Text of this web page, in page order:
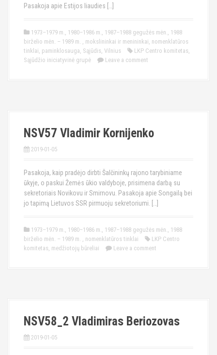
Pasakoja apie Estijos liaudies […]
1973–1979 m., 1980–1986 m., 1987–1988 gegužės mėn., 1988
birželio mėn. – 1989 m. , mokslininkai ir menininkai, nomenklatūros
tinklai, paminklosauga, Sąjūdis, Vilnius LKP Centro komitetas,
Sąjūdžio iniciatyvinė grupė
Leave a comment
NSV57 Vladimir Kornijenko
2019-01-05
Pasakoja, kaip pradėjo dirbti Šalčininkų rajono tarybiniame
ūkyje, o paskui Žemės ūkio valdyboje, prisimena darbą su
sekretoriais Novikovu ir Smirnovu. Pasakoja apie Songailą bei
jo tapimą Lietuvos SSR pirmuoju sekretoriumi. […]
1973–1979 m., 1980–1986 m., 1987–1988 gegužės mėn., 1988
birželio mėn. – 1989 m. , nomenklatūros tinklai
LKP Centro
komitetas, medžiotojų būreliai Leave a comment
NSV58_2 Vladimiras Beriozovas
2019-01-05